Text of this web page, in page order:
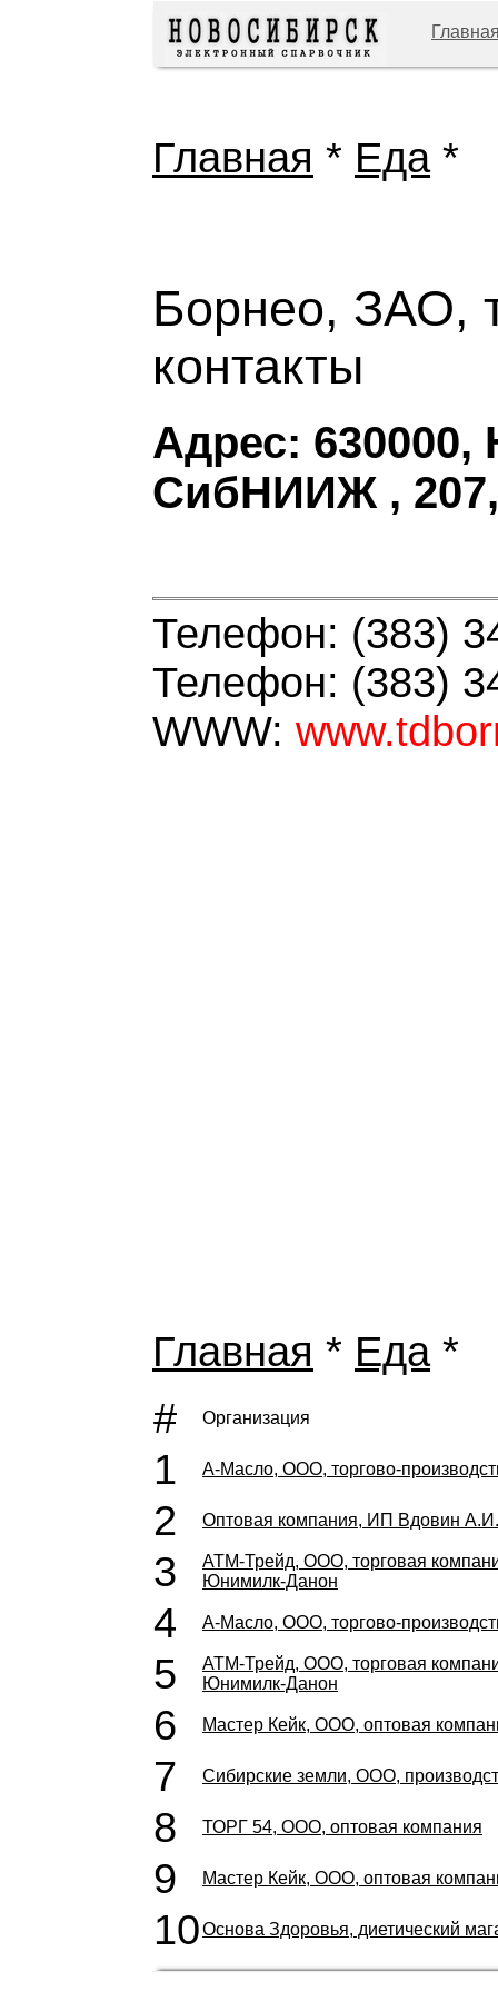
Главная * Еда*
Борнео, ЗАО,
контакты
Адрес: 630000,
СибНИИЖ ,
Телефон: (383)
Телефон: (383)
WWW:
Главная * Еда*
#
Организация
1 А-Масло, ООО, торгово-
2 Оптовая компания, ИП Вдовин А.И.
3
АТМ-Трейд, ООО, торговая
Юнимилк-Данон
4 А-Масло, ООО, торгово-
5
АТМ-Трейд, ООО, торговая
Юнимилк-Данон
6 Мастер Кейк, ООО, оптовая
7 Сибирские земли, ООО,
8 ТОРГ 54, ООО, оптовая компания
9 Мастер Кейк, ООО, оптовая
10Основа Здоровья, диетический